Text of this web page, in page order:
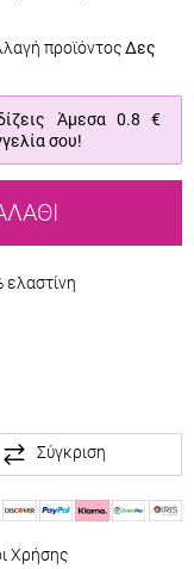
προϊόντοςΔες
Άμεσα 0.8 €
σου!
ελαστίνη
Σύγκριση
Χρήσης